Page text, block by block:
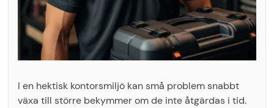
I en hektisk kontorsmiljö kan små problem snabbt
växa till större bekymmer om de inte åtgärdas i tid.